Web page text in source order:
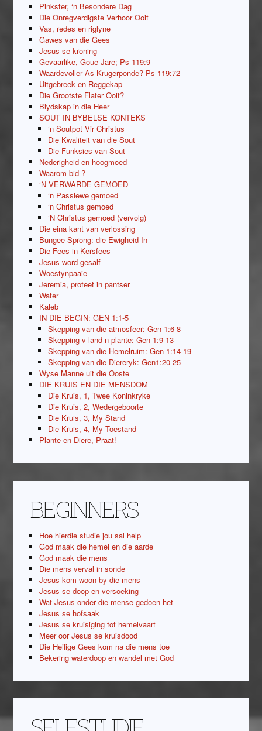
Pinkster, ‘n Besondere Dag
Die Onregverdigste Verhoor Ooit
Vas, redes en riglyne
Gawes van die Gees
Jesus se kroning
Gevaarlike, Goue Jare; Ps 119:9
Waardevoller As Krugerponde? Ps 119:72
Uitgebreek en Reggekap
Die Grootste Flater Ooit?
Blydskap in die Heer
SOUT IN BYBELSE KONTEKS
‘n Soutpot Vir Christus
Die Kwaliteit van die Sout
Die Funksies van Sout
Nederigheid en hoogmoed
Waarom bid ?
‘N VERWARDE GEMOED
‘n Passiewe gemoed
‘n Christus gemoed
‘N Christus gemoed (vervolg)
Die eina kant van verlossing
Bungee Sprong: die Ewigheid In
Die Fees in Kersfees
Jesus word gesalf
Woestynpaaie
Jeremia, profeet in pantser
Water
Kaleb
IN DIE BEGIN: GEN 1:1-5
Skepping van die atmosfeer: Gen 1:6-8
Skepping v land n plante: Gen 1:9-13
Skepping van die Hemelruim: Gen 1:14-19
Skepping van die Diereryk: Gen1:20-25
Wyse Manne uit die Ooste
DIE KRUIS EN DIE MENSDOM
Die Kruis, 1, Twee Koninkryke
Die Kruis, 2, Wedergeboorte
Die Kruis, 3, My Stand
Die Kruis, 4, My Toestand
Plante en Diere, Praat!
BEGINNERS
Hoe hierdie studie jou sal help
God maak die hemel en die aarde
God maak die mens
Die mens verval in sonde
Jesus kom woon by die mens
Jesus se doop en versoeking
Wat Jesus onder die mense gedoen het
Jesus se hofsaak
Jesus se kruisiging tot hemelvaart
Meer oor Jesus se kruisdood
Die Heilige Gees kom na die mens toe
Bekering waterdoop en wandel met God